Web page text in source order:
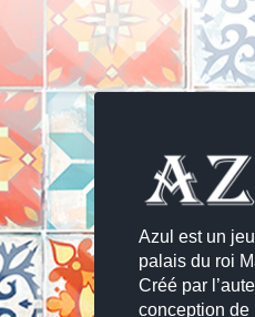
Azul est un
palais du roi
Créé par
conception de